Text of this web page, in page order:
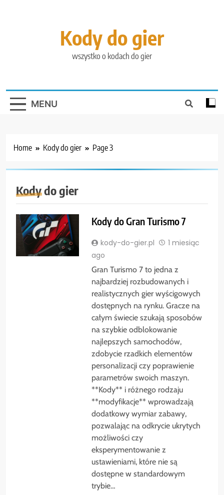
Kody do gier
wszystko o kodach do gier
MENU
Home Kody do gier Page 3
Kody do gier
Kody do Gran Turismo 7
kody-do-gier.pl
1 miesiąc
ago
Gran Turismo 7 to jedna z
najbardziej rozbudowanych i
realistycznych gier wyścigowych
dostępnych na rynku. Gracze na
całym świecie szukają sposobów
na szybkie odblokowanie
najlepszych samochodów,
zdobycie rzadkich elementów
personalizacji czy poprawienie
parametrów swoich maszyn.
**Kody** i różnego rodzaju
**modyfikacje** wprowadzają
dodatkowy wymiar zabawy,
pozwalając na odkrycie ukrytych
możliwości czy
eksperymentowanie z
ustawieniami, które nie są
dostępne w standardowym
trybie…